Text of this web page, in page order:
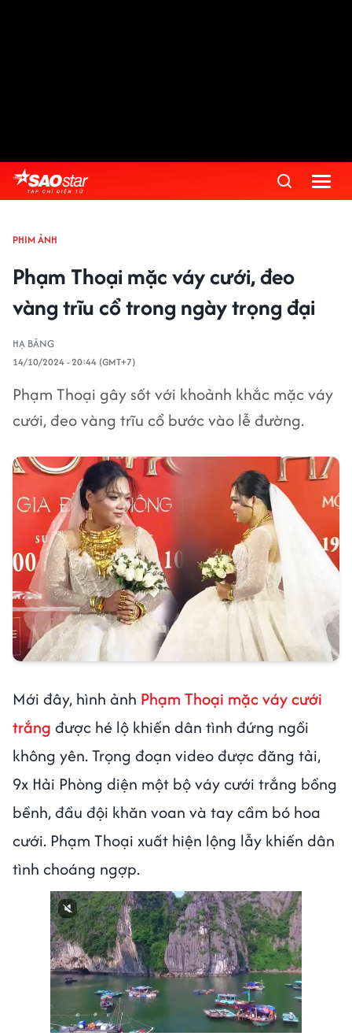
PHIM ẢNH
Phạm Thoại mặc váy cưới, đeo
vàng trĩu cổ trong ngày trọng đại
HẠ BĂNG
14/10/2024 - 20:44 (GMT+7)
Phạm Thoại gây sốt với khoảnh khắc mặc váy
cưới, đeo vàng trĩu cổ bước vào lễ đường.
Mới đây, hình ảnh Phạm Thoại mặc váy cưới
trắng được hé lộ khiến dân tình đứng ngồi
không yên. Trọng đoạn video được đăng tải,
9x Hải Phòng diện một bộ váy cưới trắng bồng
bềnh, đầu đội khăn voan và tay cầm bó hoa
cưới. Phạm Thoại xuất hiện lộng lẫy khiến dân
tình choáng ngợp.
Next video in 1 Cancel